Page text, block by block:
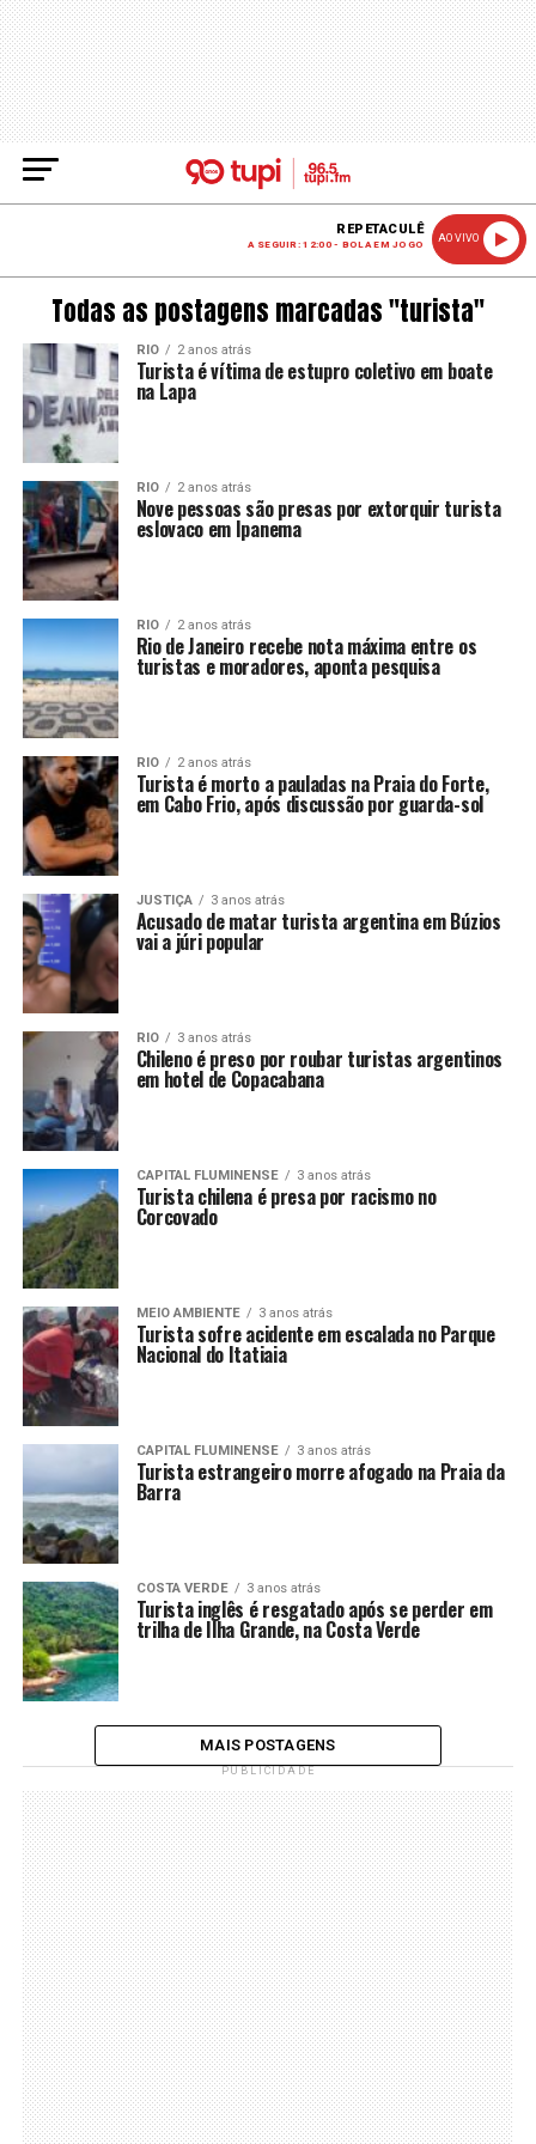
REPETACULÊ
A SEGUIR: 12:00 - BOLA EM JOGO
AO VIVO
Todas as postagens marcadas "turista"
RIO 2 anos atrás
Turista é vítima de estupro coletivo em boate
na Lapa
RIO 2 anos atrás
Nove pessoas são presas por extorquir turista
eslovaco em Ipanema
RIO 2 anos atrás
Rio de Janeiro recebe nota máxima entre os
turistas e moradores, aponta pesquisa
RIO 2 anos atrás
Turista é morto a pauladas na Praia do Forte,
em Cabo Frio, após discussão por guarda-sol
JUSTIÇA 3 anos atrás
Acusado de matar turista argentina em Búzios
vai a júri popular
RIO 3 anos atrás
Chileno é preso por roubar turistas argentinos
em hotel de Copacabana
CAPITAL FLUMINENSE 3 anos atrás
Turista chilena é presa por racismo no
Corcovado
MEIO AMBIENTE 3 anos atrás
Turista sofre acidente em escalada no Parque
Nacional do Itatiaia
CAPITAL FLUMINENSE 3 anos atrás
Turista estrangeiro morre afogado na Praia da
Barra
COSTA VERDE 3 anos atrás
Turista inglês é resgatado após se perder em
trilha de Ilha Grande, na Costa Verde
MAIS POSTAGENS
PUBLICIDADE